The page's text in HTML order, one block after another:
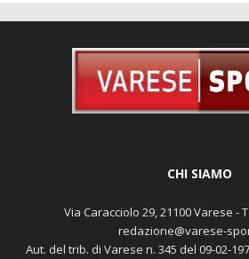
CHI SIAMO
Via Caracciolo 29, 21100 Varese -
redazione@varese-
Aut. del trib. di Varese n. 345 del 09-02-